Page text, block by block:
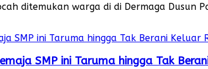
ditemukan warga di di Dermaga
SMP ini Taruma hingga Tak